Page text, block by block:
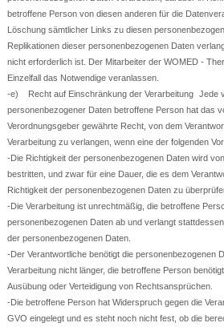
betroffene Person von diesen anderen für die
Löschung sämtlicher Links zu diesen
Replikationen dieser personenbezogenen Daten
nicht erforderlich ist. Der Mitarbeiter der WOMED -
Einzelfall das Notwendige veranlassen.
-e) Recht auf Einschränkung der Verarbeitung Jede
personenbezogener Daten betroffene Person hat das
Verordnungsgeber gewährte Recht, von dem
Verarbeitung zu verlangen, wenn eine der folgenden
-Die Richtigkeit der personenbezogenen Daten wird
bestritten, und zwar für eine Dauer, die es dem
Richtigkeit der personenbezogenen Daten zu
-Die Verarbeitung ist unrechtmäßig, die betroffene
personenbezogenen Daten ab und verlangt
der personenbezogenen Daten.
-Der Verantwortliche benötigt die personenbezogenen
Verarbeitung nicht länger, die betroffene Person
Ausübung oder Verteidigung von Rechtsansprüchen.
-Die betroffene Person hat Widerspruch gegen die
GVO eingelegt und es steht noch nicht fest, ob die